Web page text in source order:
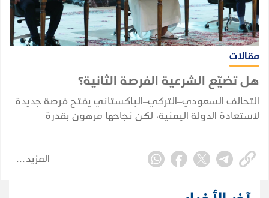
مقالات
هل تضيّع الشرعية الفرصة الثانية؟
التحالف السعودي–التركي–الباكستاني يفتح فرصة جديدة
لاستعادة الدولة اليمنية، لكن نجاحها مرهون بقدرة
المزيد